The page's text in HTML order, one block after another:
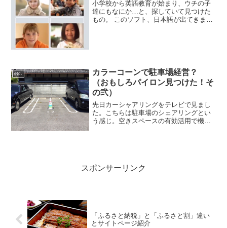
小学校から英語教育が始まり、ウチの子
達にもなにか…と、探していて見つけた
もの。 このソフト、日本語が出てきませ
etc.
カラーコーンで駐車場経営？
（おもしろパイロン見つけた！そ
の弐）
先日カーシャアリングをテレビで見まし
た。こちらは駐車場のシェアリングとい
う感じ。空きスペースの有効活用で機械
スポンサーリンク
「ふるさと納税」と「ふるさと割」違い
とサイトページ紹介